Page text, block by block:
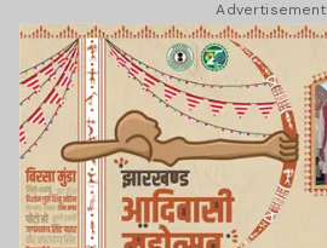
Advertisement